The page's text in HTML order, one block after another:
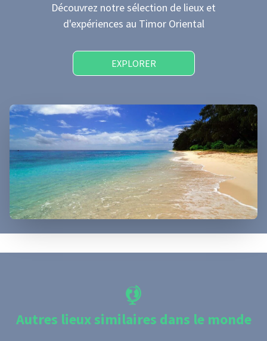
Découvrez notre sélection de lieux et
d'expériences au Timor Oriental
EXPLORER
Autres lieux similaires dans le monde